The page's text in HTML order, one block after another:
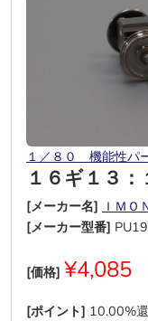
１／８０ 機能性パ
１６ギ１３
[メーカー名] ＩＭＯ
[メーカー型番]
[価格] ¥4,085
[ポイント] 10.00%